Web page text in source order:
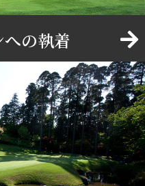
の執着